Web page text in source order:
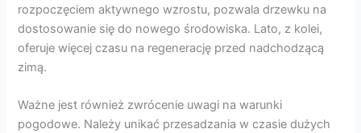
rozpoczęciem aktywnego wzrostu, pozwala drzewku na
dostosowanie się do nowego środowiska. Lato, z kolei,
oferuje więcej czasu na regenerację przed nadchodzącą
zimą.
Ważne jest również zwrócenie uwagi na warunki
pogodowe. Należy unikać przesadzania w czasie dużych